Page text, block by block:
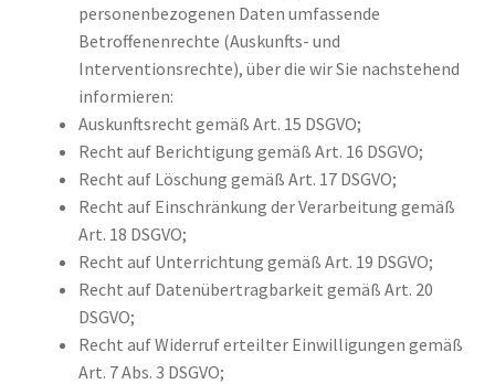
personenbezogenen Daten umfassende
Betroffenenrechte (Auskunfts- und
Interventionsrechte), über die wir Sie nachstehend
informieren:
Auskunftsrecht gemäß Art. 15 DSGVO;
Recht auf Berichtigung gemäß Art. 16 DSGVO;
Recht auf Löschung gemäß Art. 17 DSGVO;
Recht auf Einschränkung der Verarbeitung gemäß
Art. 18 DSGVO;
Recht auf Unterrichtung gemäß Art. 19 DSGVO;
Recht auf Datenübertragbarkeit gemäß Art. 20
DSGVO;
Recht auf Widerruf erteilter Einwilligungen gemäß
Art. 7 Abs. 3 DSGVO;